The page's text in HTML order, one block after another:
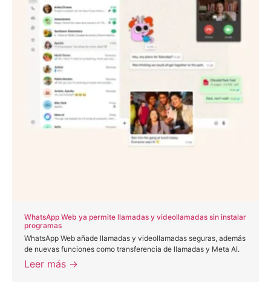
WhatsApp Web ya permite llamadas y videollamadas sin instalar
programas
WhatsApp Web añade llamadas y videollamadas seguras, además
de nuevas funciones como transferencia de llamadas y Meta AI.
Leer más →